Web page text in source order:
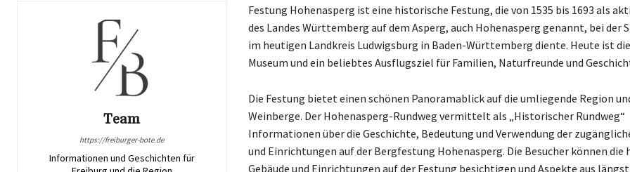
Team
https://freiburger-bote.de
Informationen und Geschichten für
Festung Hohenasperg ist eine historische Festung, die von 1535 bis 1693 als
des Landes Württemberg auf dem Asperg, auch Hohenasperg genannt, bei der
im heutigen Landkreis Ludwigsburg in Baden-Württemberg diente. Heute ist
Museum und ein beliebtes Ausflugsziel für Familien, Naturfreunde und
Die Festung bietet einen schönen Panoramablick auf die umliegende Region
Weinberge. Der Hohenasperg-Rundweg vermittelt als „Historischer Rundweg“
Informationen über die Geschichte, Bedeutung und Verwendung der
und Einrichtungen auf der Bergfestung Hohenasperg. Die Besucher können die
Gebäude und Einrichtungen auf der Festung besichtigen und Aspekte aus längst